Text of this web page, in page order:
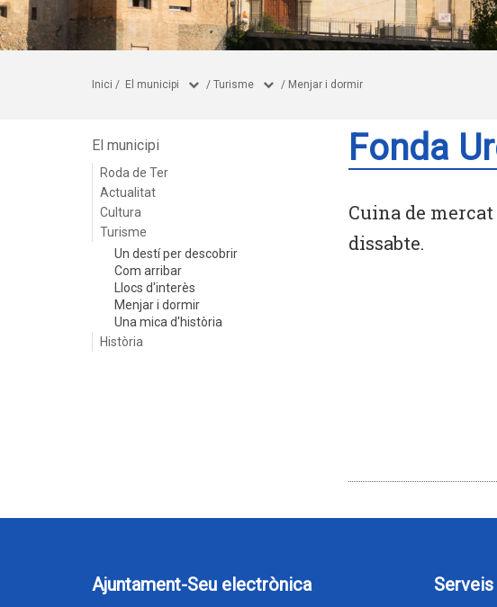
Inici / El municipi / Turisme / Menjar i dormir
El municipi
Roda de Ter
Actualitat
Cultura
Turisme
Un destí per descobrir
Com arribar
Llocs d'interès
Menjar i dormir
Una mica d'història
Història
Fonda
Cuina de
dissabte.
Ajuntament-Seu electrònica